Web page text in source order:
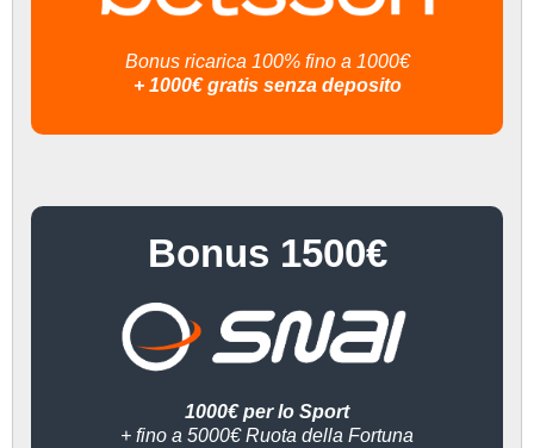
Bonus ricarica 100% fino a 1000€
+ 1000€ gratis senza deposito
Bonus 1500€
1000€ per lo Sport
+ fino a 5000€ Ruota della Fortuna